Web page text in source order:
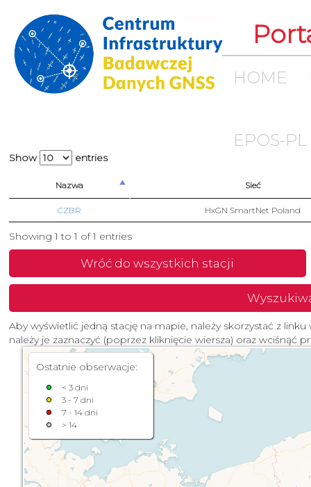
HOME
EPOS-PL
Show entries
Nazwa Sieć
CZBR HxGN SmartNet Poland
Showing 1 to 1 of 1 entries
Wróć do wszystkich stacji
Aby wyświetlić jedną stację na mapie, należy skorzystać z
należy je zaznaczyć (poprzez kliknięcie wiersza) oraz wciśnąć
Ostatnie obserwacje:
< 3 dni
3 - 7 dni
7 - 14 dni
> 14